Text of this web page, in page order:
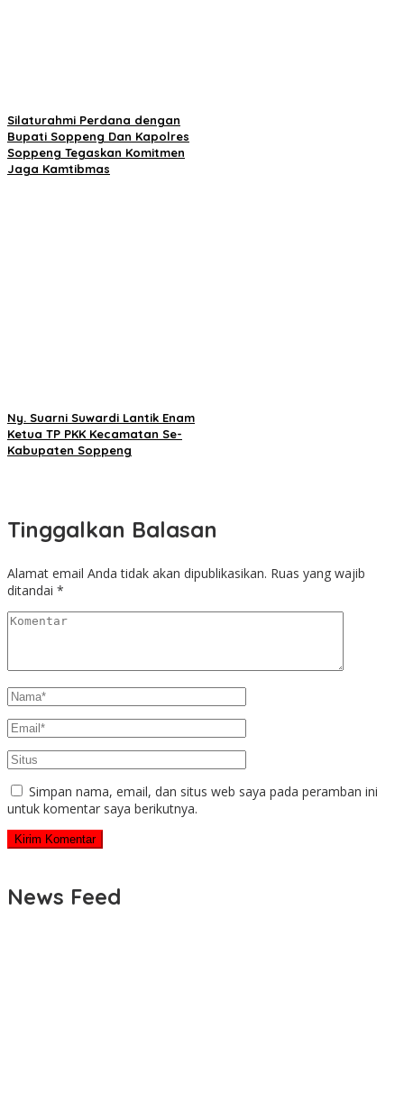
Silaturahmi Perdana dengan
Bupati Soppeng Dan Kapolres
Soppeng Tegaskan Komitmen
Jaga Kamtibmas
Ny. Suarni Suwardi Lantik Enam
Ketua TP PKK Kecamatan Se-
Kabupaten Soppeng
Tinggalkan Balasan
Alamat email Anda tidak akan dipublikasikan. Ruas yang wajib
ditandai *
Simpan nama, email, dan situs web saya pada peramban ini
untuk komentar saya berikutnya.
News Feed